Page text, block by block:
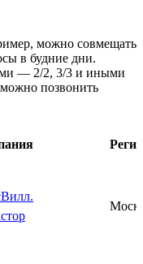
можно совмещать
в будние дни.
— 2/2, 3/3 и иными
позвонить